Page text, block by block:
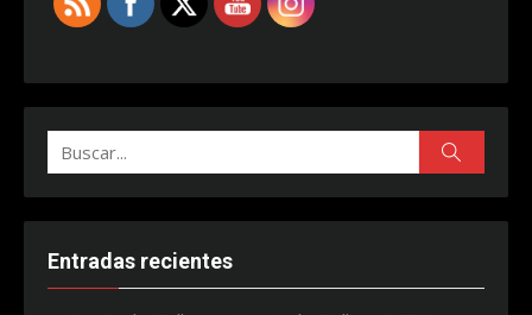
Buscar:
Entradas recientes